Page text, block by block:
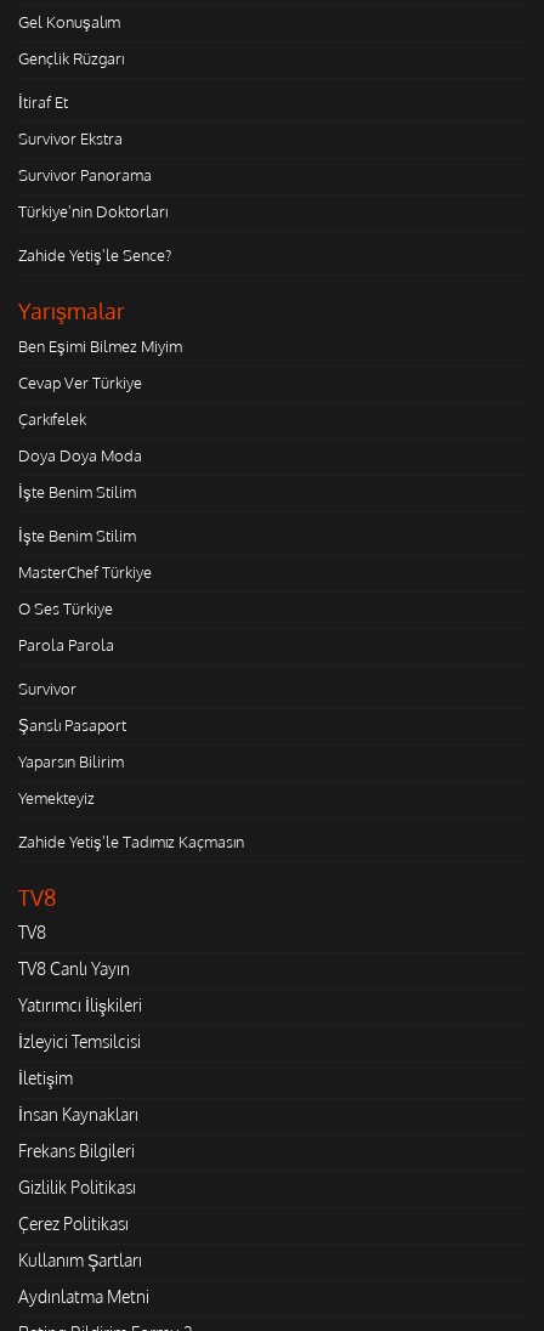
Gel Konuşalım
Gençlik Rüzgarı
İtiraf Et
Survivor Ekstra
Survivor Panorama
Türkiye'nin Doktorları
Zahide Yetiş'le Sence?
Yarışmalar
Ben Eşimi Bilmez Miyim
Cevap Ver Türkiye
Çarkıfelek
Doya Doya Moda
İşte Benim Stilim
İşte Benim Stilim
MasterChef Türkiye
O Ses Türkiye
Parola Parola
Survivor
Şanslı Pasaport
Yaparsın Bilirim
Yemekteyiz
Zahide Yetiş'le Tadımız Kaçmasın
TV8
TV8
TV8 Canlı Yayın
Yatırımcı İlişkileri
İzleyici Temsilcisi
İletişim
İnsan Kaynakları
Frekans Bilgileri
Gizlilik Politikası
Çerez Politikası
Kullanım Şartları
Aydınlatma Metni